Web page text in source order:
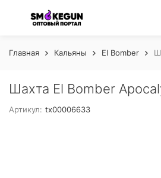
Главная Кальяны El Bomber
Шахта El Bomber
Артикул: tx00006633